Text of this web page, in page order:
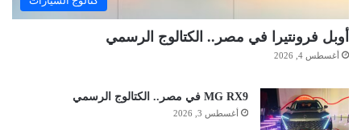
أوبل فرونتيرا في مصر.. الكتالوج الرسمي
أغسطس 4, 2026
MG RX9 في مصر.. الكتالوج الرسمي
أغسطس 3, 2026